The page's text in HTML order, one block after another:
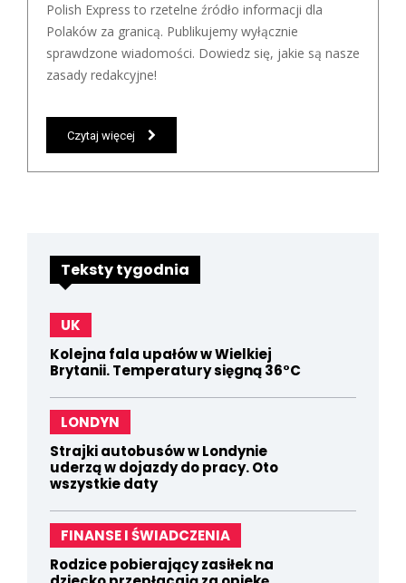
Polish Express to rzetelne źródło informacji dla
Polaków za granicą. Publikujemy wyłącznie
sprawdzone wiadomości. Dowiedz się, jakie są nasze
zasady redakcyjne!
Czytaj więcej
Teksty tygodnia
UK
Kolejna fala upałów w Wielkiej
Brytanii. Temperatury sięgną 36°C
LONDYN
Strajki autobusów w Londynie
uderzą w dojazdy do pracy. Oto
wszystkie daty
FINANSE I ŚWIADCZENIA
Rodzice pobierający zasiłek na